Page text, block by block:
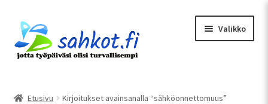
Siirry
navigointiin
Siirry
sisältöön
Valikko
Oma tili
Etusivu Kirjoitukset avainsanalla “sähköonnettomuus”